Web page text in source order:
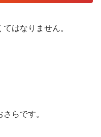
はなりません。
らです。